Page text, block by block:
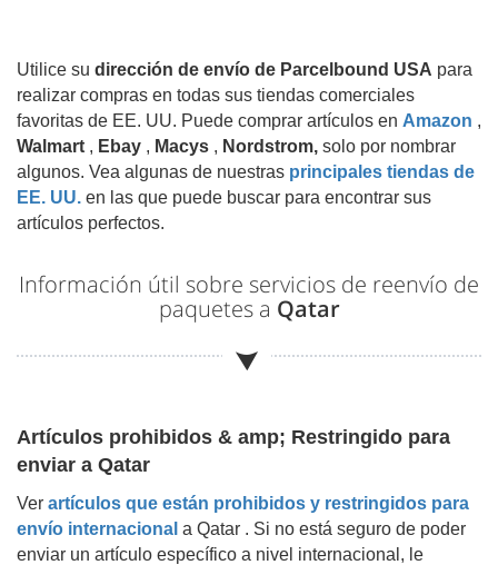
Utilice su dirección de envío de Parcelbound USA para
realizar compras en todas sus tiendas comerciales
favoritas de EE. UU. Puede comprar artículos en Amazon ,
Walmart , Ebay , Macys , Nordstrom, solo por nombrar
algunos. Vea algunas de nuestras principales tiendas de
EE. UU. en las que puede buscar para encontrar sus
artículos perfectos.
Información útil sobre servicios de reenvío de
paquetes a Qatar
Artículos prohibidos & amp; Restringido para
enviar a Qatar
Ver artículos que están prohibidos y restringidos para
envío internacional a Qatar . Si no está seguro de poder
enviar un artículo específico a nivel internacional, le